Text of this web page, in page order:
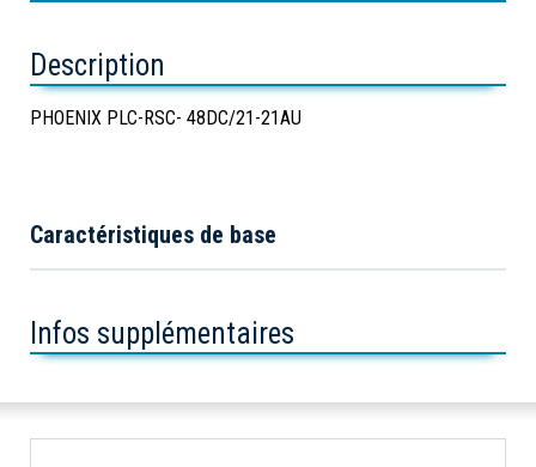
Description
PHOENIX PLC-RSC- 48DC/21-21AU
Caractéristiques de base
Infos supplémentaires